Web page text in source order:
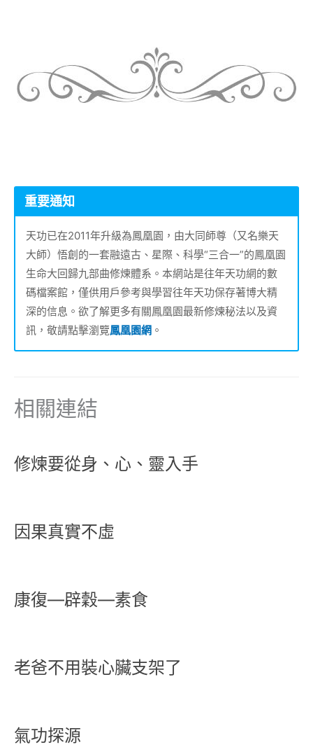
重要通知
天功已在2011年升級為鳳凰園，由大同師尊（又名樂天
大師）悟創的一套融遠古、星際、科學“三合一”的鳳凰園
生命大回歸九部曲修煉體系。本網站是往年天功網的數
碼檔案館，僅供用戶參考與學習往年天功保存著博大精
深的信息。欲了解更多有關鳳凰園最新修煉秘法以及資
訊，敬請點擊瀏覽鳳凰園網 。
相關連結
修煉要從身、心、靈入手
因果真實不虛
康復—辟穀—素食
老爸不用裝心臟支架了
氣功探源